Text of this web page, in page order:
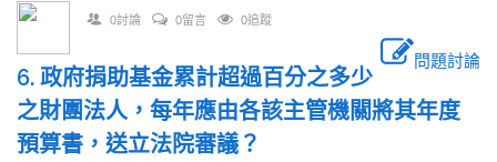
0討論 0留言 0追蹤
問題討論
6. 政府捐助基金累計超過百分之多少
之財團法人，每年應由各該主管機關將其年度
預算書，送立法院審議？